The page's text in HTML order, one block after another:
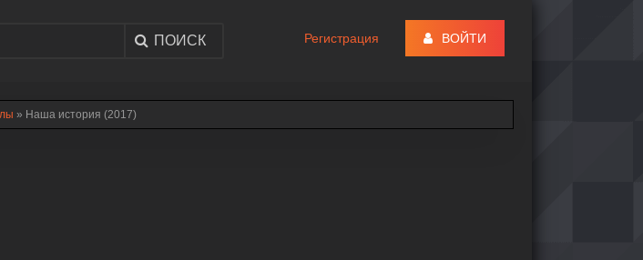
» Наша история (2017)
ПОИСК Регистрация ВОЙТИ